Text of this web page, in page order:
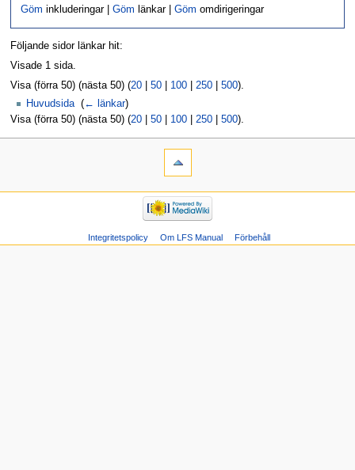
Göm inkluderingar |Göm länkar |Göm omdirigeringar
Följande sidor länkar hit:
Visade 1 sida.
Visa (förra 50) (nästa 50) (20| 50| 100| 250| 500).
Huvudsida‎ (← länkar)
Visa (förra 50) (nästa 50) (20| 50| 100| 250| 500).
Integritetspolicy Om LFS Manual Förbehåll